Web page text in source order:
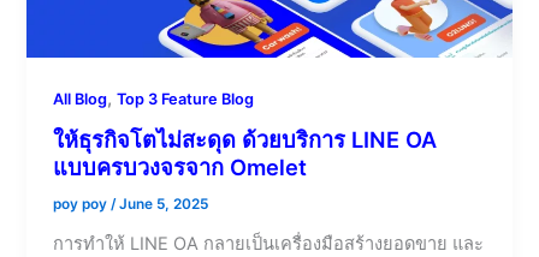
All Blog,Top 3 Feature Blog
ให้ธุรกิจโตไม่สะดุด ด้วยบริการ LINE OA
แบบครบวงจรจาก Omelet
poy poy/June 5, 2025
การทำให้ LINE OA กลายเป็นเครื่องมือสร้างยอดขาย และ